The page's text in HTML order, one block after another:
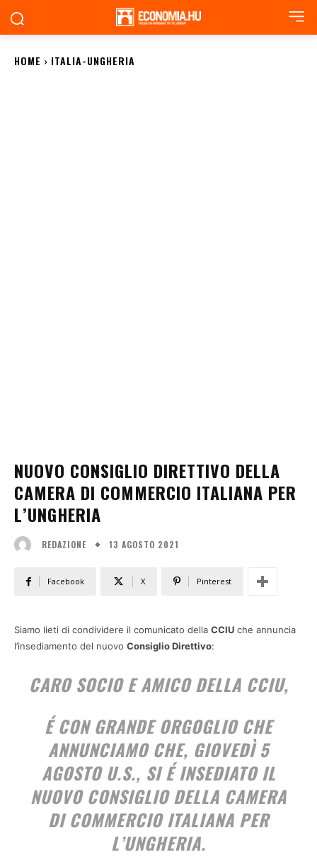
HOME ITALIA-UNGHERIA
NUOVO CONSIGLIO DIRETTIVO DELLA
CAMERA DI COMMERCIO ITALIANA PER
L’UNGHERIA
REDAZIONE 13 AGOSTO 2021
Facebook X Pinterest
Siamo lieti di condividere il comunicato della CCIU che annuncia
l’insediamento del nuovo Consiglio Direttivo:
CAROSOCIO E AMICO DELLA CCIU,
É CON GRANDE ORGOGLIO CHE
ANNUNCIAMO CHE, GIOVEDÌ 5
AGOSTO U.S., SI É INSEDIATO IL
NUOVO CONSIGLIO DELLA CAMERA
DI COMMERCIO ITALIANA PER
L’UNGHERIA.